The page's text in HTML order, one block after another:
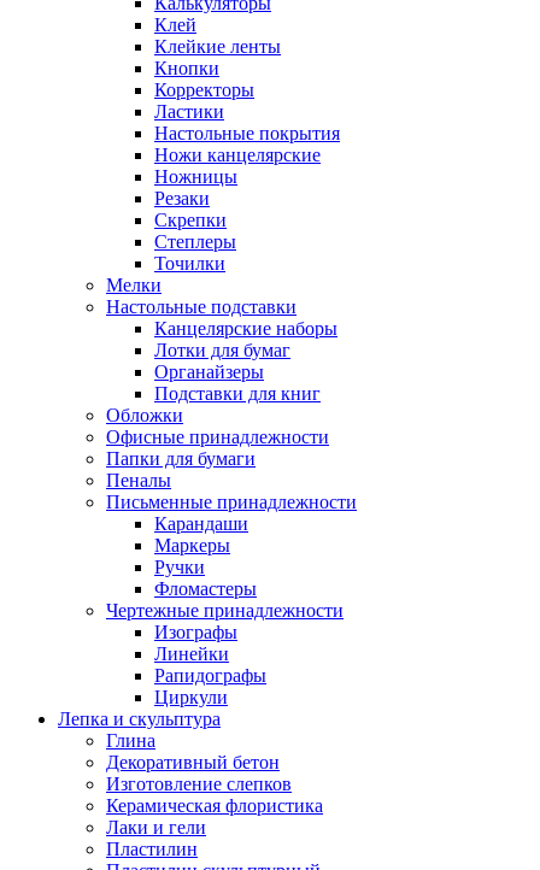
Клей
Клейкие ленты
Кнопки
Корректоры
Ластики
Настольные покрытия
Ножи канцелярские
Ножницы
Резаки
Скрепки
Степлеры
Точилки
Мелки
Настольные подставки
Канцелярские наборы
Лотки для бумаг
Органайзеры
Подставки для книг
Обложки
Офисные принадлежности
Папки для бумаги
Пеналы
Письменные принадлежности
Карандаши
Маркеры
Ручки
Фломастеры
Чертежные принадлежности
Изографы
Линейки
Рапидографы
Циркули
Лепка и скульптура
Глина
Декоративный бетон
Изготовление слепков
Керамическая флористика
Лаки и гели
Пластилин